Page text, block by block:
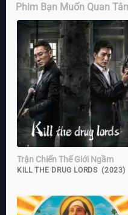
Phim Bạn Muốn Quan
Trận Chiến Thế Giới Ngầm
KILL THE DRUG LORDS (2023)